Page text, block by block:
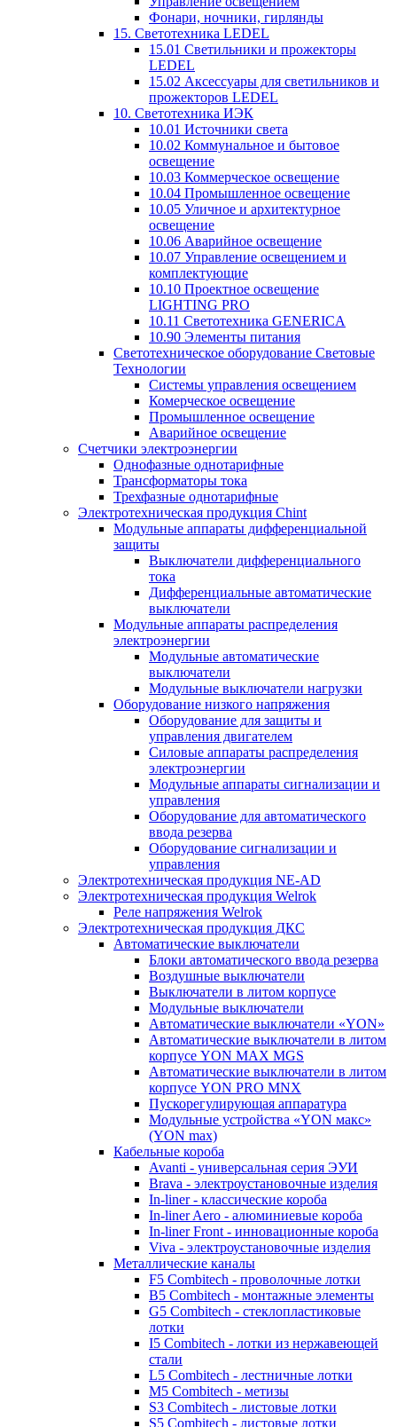
Фонари, ночники, гирлянды
15. Светотехника LEDEL
15.01 Светильники и прожекторы
LEDEL
15.02 Аксессуары для светильников и
прожекторов LEDEL
10. Светотехника ИЭК
10.01 Источники света
10.02 Коммунальное и бытовое
освещение
10.03 Коммерческое освещение
10.04 Промышленное освещение
10.05 Уличное и архитектурное
освещение
10.06 Аварийное освещение
10.07 Управление освещением и
комплектующие
10.10 Проектное освещение
LIGHTING PRO
10.11 Светотехника GENERICA
10.90 Элементы питания
Светотехническое оборудование Световые
Технологии
Системы управления освещением
Комерческое освещение
Промышленное освещение
Аварийное освещение
Счетчики электроэнергии
Однофазные однотарифные
Трансформаторы тока
Трехфазные однотарифные
Электротехническая продукция Chint
Модульные аппараты дифференциальной
защиты
Выключатели дифференциального
тока
Дифференциальные автоматические
выключатели
Модульные аппараты распределения
электроэнергии
Модульные автоматические
выключатели
Модульные выключатели нагрузки
Оборудование низкого напряжения
Оборудование для защиты и
управления двигателем
Силовые аппараты распределения
электроэнергии
Модульные аппараты сигнализации и
управления
Оборудование для автоматического
ввода резерва
Оборудование сигнализации и
управления
Электротехническая продукция NE-AD
Электротехническая продукция Welrok
Реле напряжения Welrok
Электротехническая продукция ДКС
Автоматические выключатели
Блоки автоматического ввода резерва
Воздушные выключатели
Выключатели в литом корпусе
Модульные выключатели
Автоматические выключатели «YON»
Автоматические выключатели в литом
корпусе YON MAX MGS
Автоматические выключатели в литом
корпусе YON PRO MNX
Пускорегулирующая аппаратура
Модульные устройства «YON макс»
(YON max)
Кабельные короба
Avanti - универсальная серия ЭУИ
Brava - электроустановочные изделия
In-liner - классические короба
In-liner Aero - алюминиевые короба
In-liner Front - инновационные короба
Viva - электроустановочные изделия
Металлические каналы
F5 Combitech - проволочные лотки
B5 Combitech - монтажные элементы
G5 Combitech - стеклопластиковые
лотки
I5 Combitech - лотки из нержавеющей
стали
L5 Combitech - лестничные лотки
M5 Combitech - метизы
S3 Combitech - листовые лотки
S5 Combitech - листовые лотки